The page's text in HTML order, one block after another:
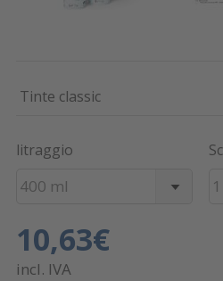
Tinte classic
litraggio
400 ml 1
10,63€
incl. IVA